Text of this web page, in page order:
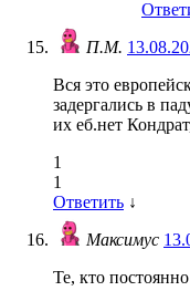
П.М.
Вся это
задергались в
их еб.нет
1
1
Ответить ↓
Максимус
Те, кто